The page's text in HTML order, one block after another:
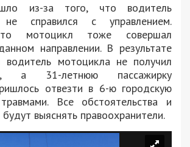
из-за того, что водитель
не справился с управлением.
мотоцикл тоже совершал
направлении. В результате
водитель мотоцикла не получил
а 31-летнюю пассажирку
отвезти в 6-ю городскую
Все обстоятельства и
выяснять правоохранители.